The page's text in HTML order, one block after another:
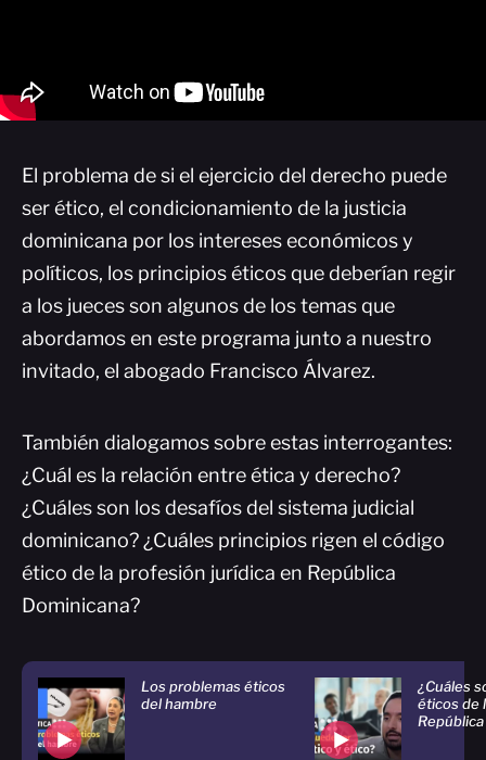
El problema de si el ejercicio del derecho puede
ser ético, el condicionamiento de la justicia
dominicana por los intereses económicos y
políticos, los principios éticos que deberían regir
a los jueces son algunos de los temas que
abordamos en este programa junto a nuestro
invitado, el abogado Francisco Álvarez.
También dialogamos sobre estas interrogantes:
¿Cuál es la relación entre ética y derecho?
¿Cuáles son los desafíos del sistema judicial
dominicano? ¿Cuáles principios rigen el código
ético de la profesión jurídica en República
Dominicana?
Los problemas éticos
del hambre
¿Cuáles
éticos de